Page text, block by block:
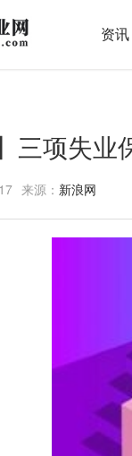
资讯
三项失
来源： 新浪网